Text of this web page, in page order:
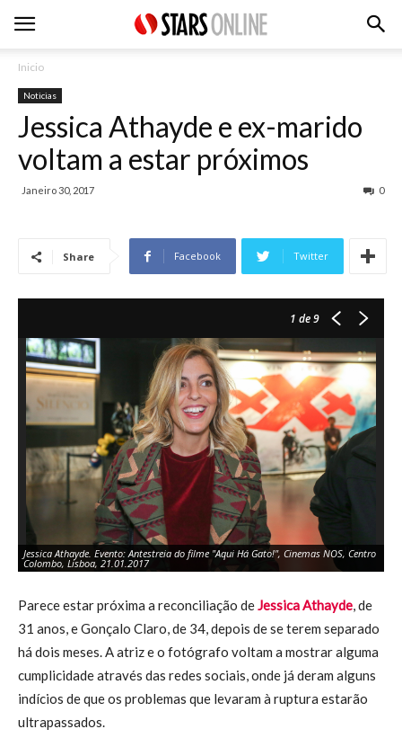
Inicio
Noticias
Jessica Athayde e ex-marido
voltam a estar próximos
Janeiro 30, 2017 0
Share Facebook Twitter
1 de 9
Jessica Athayde. Evento: Antestreia do filme "Aqui Há Gato!", Cinemas NOS, Centro
Colombo, Lisboa, 21.01.2017
Parece estar próxima a reconciliação deJessica Athayde, de
31 anos, e Gonçalo Claro, de 34, depois de se terem separado
há dois meses. A atriz e o fotógrafo voltam a mostrar alguma
cumplicidade através das redes sociais, onde já deram alguns
indícios de que os problemas que levaram à ruptura estarão
ultrapassados.